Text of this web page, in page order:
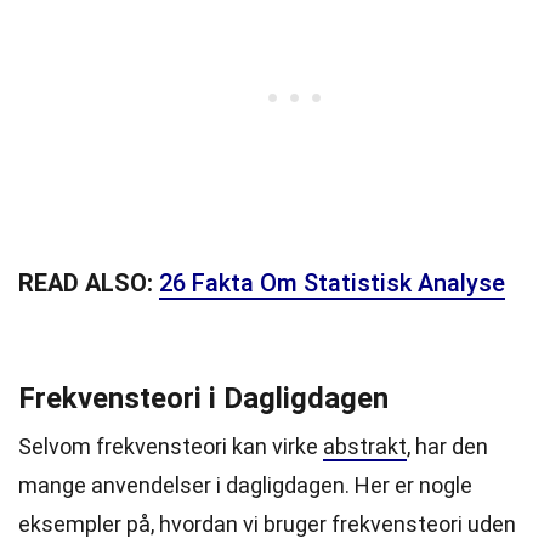
READ ALSO: 26 Fakta Om Statistisk Analyse
Frekvensteori i Dagligdagen
Selvom frekvensteori kan virke abstrakt, har den
mange anvendelser i dagligdagen. Her er nogle
eksempler på, hvordan vi bruger frekvensteori uden